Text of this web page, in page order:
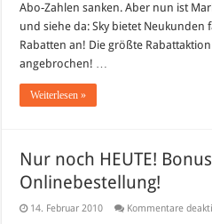
Abo-Zahlen sanken. Aber nun ist
und siehe da: Sky bietet Neukunden
Rabatten an! Die größte
angebrochen! …
Weiterlesen »
Nur noch HEUTE!
Onlinebestellung!
14. Februar 2010 Kommentare